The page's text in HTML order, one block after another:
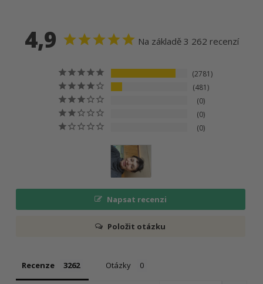
4,9 Na základě 3 262 recenzí
2781
481
0
0
0
Napsat recenzi
Položit otázku
Recenze Otázky